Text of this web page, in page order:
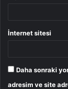
İnternet sitesi
Daha sonraki
adresim ve site